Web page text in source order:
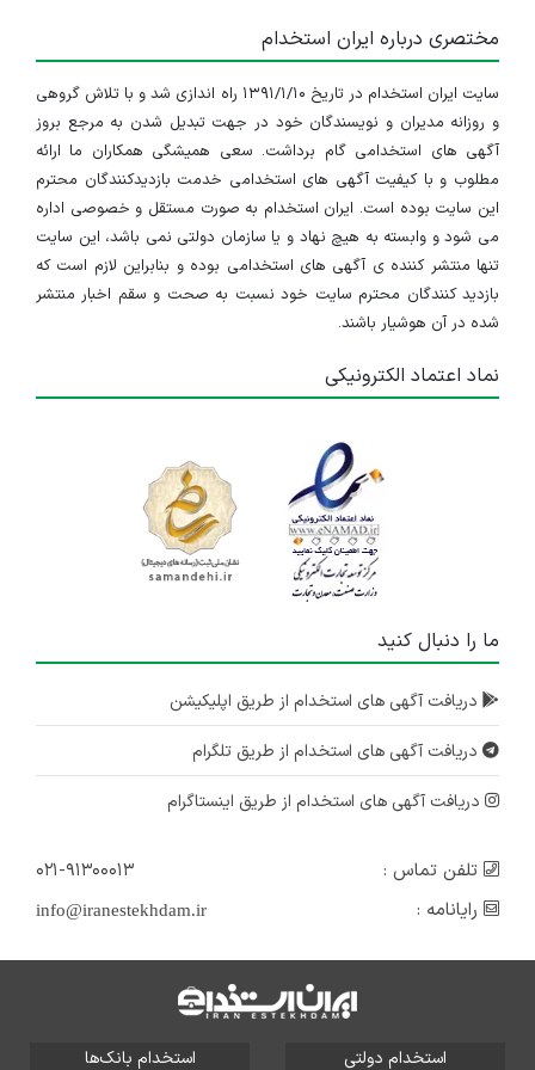
مختصری درباره ایران استخدام
سایت ایران استخدام در تاریخ ۱۳۹۱/۱/۱۰ راه اندازی شد و با تلاش گروهی
و روزانه مدیران و نویسندگان خود در جهت تبدیل شدن به مرجع بروز
آگهی های استخدامی گام برداشت. سعی همیشگی همکاران ما ارائه
مطلوب و با کیفیت آگهی های استخدامی خدمت بازدیدکنندگان محترم
این سایت بوده است. ایران استخدام به صورت مستقل و خصوصی اداره
می شود و وابسته به هیچ نهاد و یا سازمان دولتی نمی باشد، این سایت
تنها منتشر کننده ی آگهی های استخدامی بوده و بنابراین لازم است که
بازدید کنندگان محترم سایت خود نسبت به صحت و سقم اخبار منتشر
شده در آن هوشیار باشند.
نماد اعتماد الکترونیکی
ما را دنبال کنید
دریافت آگهی های استخدام از طریق اپلیکیشن
دریافت آگهی های استخدام از طریق تلگرام
دریافت آگهی های استخدام از طریق اینستاگرام
تلفن تماس :
۰۲۱-۹۱۳۰۰۰۱۳
رایانامه :
info@iranestekhdam.ir
استخدام دولتی استخدام بانک‌ها